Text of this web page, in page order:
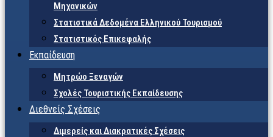
Μηχανικών
Στατιστικά Δεδομένα Ελληνικού Τουρισμού
Στατιστικός Επικεφαλής
Εκπαίδευση
Μητρώο Ξεναγών
Σχολές Τουριστικής Εκπαίδευσης
Διεθνείς Σχέσεις
Διμερείς και Διακρατικές Σχέσεις